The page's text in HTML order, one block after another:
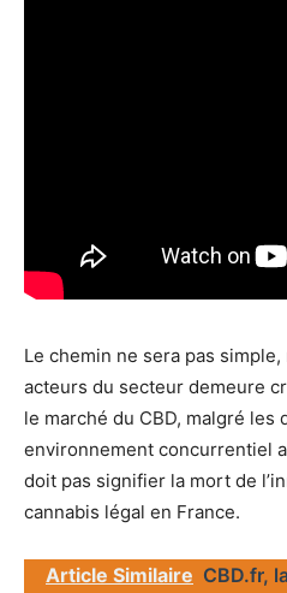
Le chemin ne sera pas simple,
acteurs du secteur demeure
le marché du CBD, malgré
environnement concurrentiel
doit pas signifier la mort de
cannabis légal en France.
Article Similaire CBD.fr,